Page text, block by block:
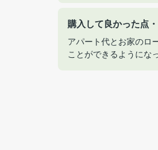
購入して良かった点・
アパート代とお家のロ
ことができるようにな